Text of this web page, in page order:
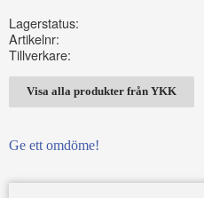
Lagerstatus
Artikelnr
Tillverkare
Visa alla produkter från YKK
Ge ett omdöme!